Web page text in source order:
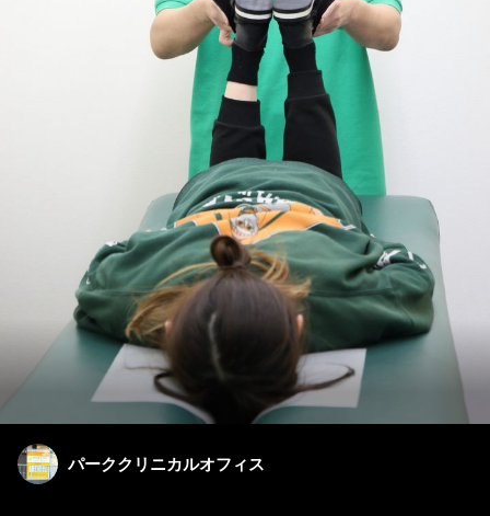
パーククリニカルオフィス